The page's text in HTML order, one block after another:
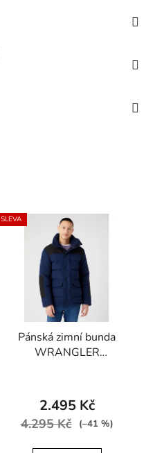
SLEVA
Pánská zimní bunda
WRANGLER
2.495 Kč
4.295 Kč (–41 %)